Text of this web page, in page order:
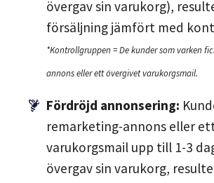
övergav sin varukorg),
försäljning jämfört med
*Kontrollgruppen = De kunder som varken
annons eller ett övergivet varukorgsmail.
Fördröjd annonsering:
remarketing-annons eller
varukorgsmail upp till 1-3
övergav sin varukorg,